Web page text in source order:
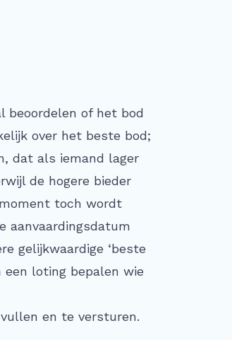
beoordelen of het bod
over het beste bod;
dat als iemand lager
de hogere bieder
toch wordt
aanvaardingsdatum
gelijkwaardige ‘beste
een loting bepalen wie
en te versturen.